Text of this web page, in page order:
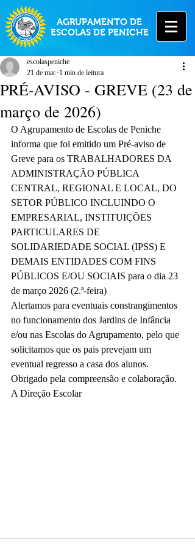
AGRUPAMENTO DE
ESCOLAS DE PENICHE
PRÉ-AVISO - GREVE (23 de
março de 2026)
escolaspeniche
21 de mar. 1 min de leitura
O Agrupamento de Escolas de Peniche
informa que foi emitido um Pré-aviso de
Greve para os TRABALHADORES DA
ADMINISTRAÇÃO PÚBLICA
CENTRAL, REGIONAL E LOCAL, DO
SETOR PÚBLICO INCLUINDO O
EMPRESARIAL, INSTITUIÇÕES
PARTICULARES DE
SOLIDARIEDADE SOCIAL (IPSS) E
DEMAIS ENTIDADES COM FINS
PÚBLICOS E/OU SOCIAIS para o dia 23
de março 2026 (2.ª-feira)
Alertamos para eventuais constrangimentos
no funcionamento dos Jardins de Infância
e/ou nas Escolas do Agrupamento, pelo que
solicitamos que os pais prevejam um
eventual regresso a casa dos alunos.
Obrigado pela compreensão e colaboração.
A Direção Escolar